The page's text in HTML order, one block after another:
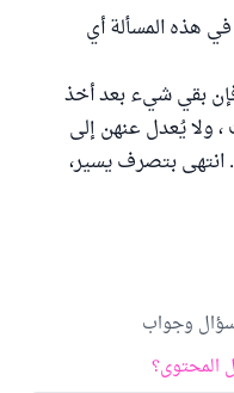
في هذه المسألة أي
بقي شيء بعد أخذ
ولا يُعدل عنهن إلى
انتهى بتصرف يسير،
سؤال وجواب
المحتوى؟